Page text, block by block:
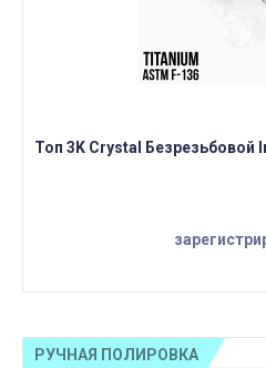
Топ 3K Crystal Безрезьбовой
РУЧНАЯ ПОЛИРОВКА